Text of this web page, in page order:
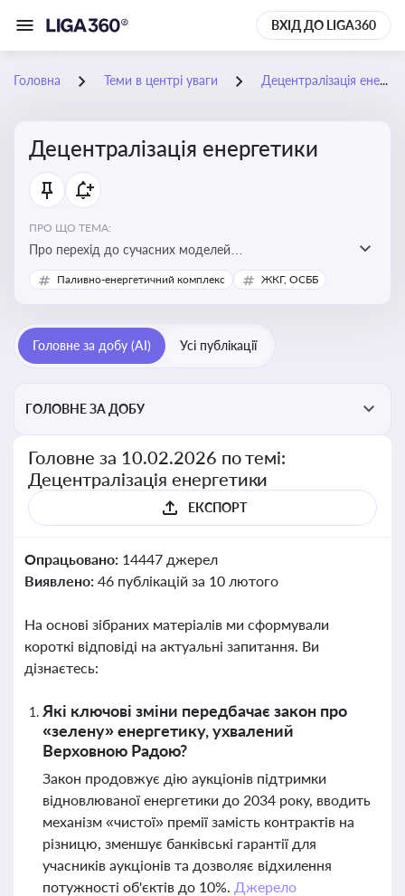
ВХІД ДО LIGA360
Головна Теми в центрі уваги Децентралізація енергетики
Децентралізація енергетики
ПРО ЩО ТЕМА:
Про перехід до сучасних моделей
енергозабезпечення, де виробництво електроенергії
здійснюється ближче до споживача. Це важливо для
втрат при транспортуванні енергії та стимулювання
розвитку відновлюваних джерел
Паливно-енергетичний комплекс ЖКГ, ОСББ
Головне за добу (AI) Усі публікації
ГОЛОВНЕ ЗА ДОБУ
Головне за 10.02.2026 по темі:
Децентралізація енергетики
ЕКСПОРТ
Опрацьовано: 14447 джерел
Виявлено: 46 публікацій за 10 лютого
На основі зібраних матеріалів ми сформували
короткі відповіді на актуальні запитання. Ви
дізнаєтесь:
Які ключові зміни передбачає закон про
«зелену» енергетику, ухвалений
Верховною Радою?
Закон продовжує дію аукціонів підтримки
відновлюваної енергетики до 2034 року, вводить
механізм «чистої» премії замість контрактів на
різницю, зменшує банківські гарантії для
учасників аукціонів та дозволяє відхилення
потужності об'єктів до 10%. Джерело